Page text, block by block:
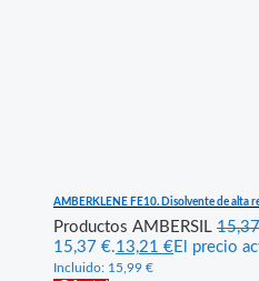
AMBERKLENE FE10. Disolvente de alta
Productos AMBERSIL
15,37 €.13,21 €El precio
Incluido: 15,99 €